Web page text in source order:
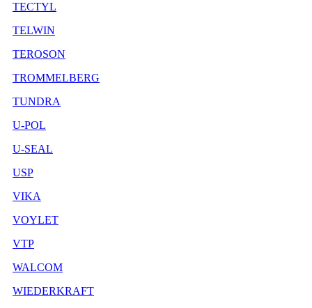
TECTYL
TELWIN
TEROSON
TROMMELBERG
TUNDRA
U-POL
U-SEAL
USP
VIKA
VOYLET
VTP
WALCOM
WIEDERKRAFT